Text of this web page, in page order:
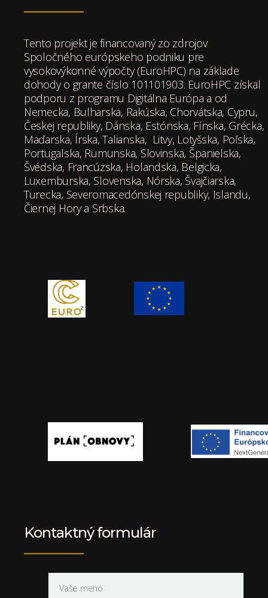
Tento projekt je financovaný zo zdrojov
Spoločného európskeho podniku pre
vysokovýkonné výpočty (EuroHPC) na základe
dohody o grante číslo 101101903. EuroHPC získal
podporu z programu Digitálna Európa a od
Nemecka, Bulharska, Rakúska, Chorvátska, Cypru,
Českej republiky, Dánska, Estónska, Fínska, Grécka,
Maďarska, Írska, Talianska, Litvy, Lotyšska, Poľska,
Portugalska, Rumunska, Slovinska, Španielska,
Švédska, Francúzska, Holandska, Belgicka,
Luxemburska, Slovenska, Nórska, Švajčiarska,
Turecka, Severomacedónskej republiky, Islandu,
Čiernej Hory a Srbska.
Kontaktný formulár